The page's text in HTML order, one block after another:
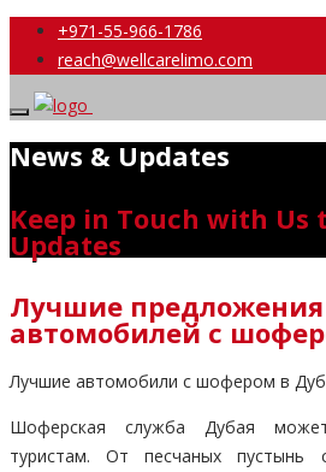
+971-55-966-1786
reach@wellcarelimo.com
News & Updates
Keep in Touch with Us
Updates
Лучшие
автомобилей с
Лучшие автомобили с шофером в
Шоферская служба Дубая
туристам. От песчаных